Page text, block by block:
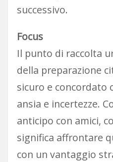
successivo.
Focus
Il punto di raccolta
della preparazione
sicuro e concordato
ansia e incertezze.
anticipo con amici,
significa affrontare
con un vantaggio